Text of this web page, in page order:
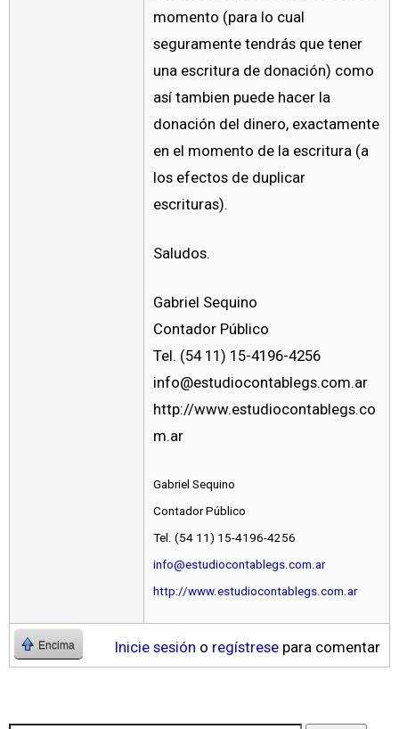
momento (para lo cual
seguramente tendrás que tener
una escritura de donación) como
así tambien puede hacer la
donación del dinero, exactamente
en el momento de la escritura (a
los efectos de duplicar
escrituras).
Saludos.
Gabriel Sequino
Contador Público
Tel. (54 11) 15-4196-4256
info@estudiocontablegs.com.ar
http://www.estudiocontablegs.co
m.ar
Gabriel Sequino
Contador Público
Tel. (54 11) 15-4196-4256
info@estudiocontablegs.com.ar
http://www.estudiocontablegs.com.ar
Encima Inicie sesión o regístrese para comentar